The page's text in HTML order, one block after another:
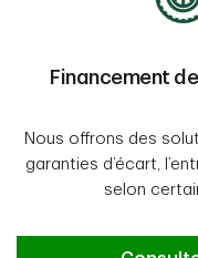
Financement
Nous offrons des
garanties d’écart,
selon